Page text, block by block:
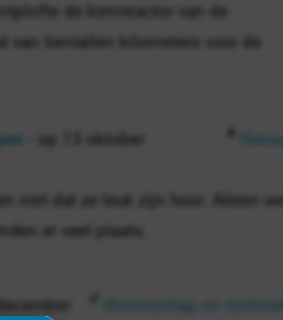
de kernreactor van de
van tientallen kilometers voor de
- op 13 oktober
niet dat ze leuk zijn hoor. Alleen wel
er veel plaats.
Wetenschap en techniek